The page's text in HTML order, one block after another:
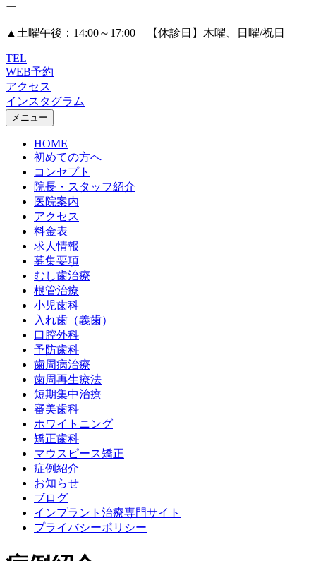
ー
▲ 土曜午後：14:00～17:00 【休診日】木曜、日曜/祝日
TEL
WEB予約
アクセス
インスタグラム
メニュー
HOME
初めての方へ
コンセプト
院長・スタッフ紹介
医院案内
アクセス
料金表
求人情報
募集要項
むし歯治療
根管治療
小児歯科
入れ歯（義歯）
口腔外科
予防歯科
歯周病治療
歯周再生療法
短期集中治療
審美歯科
ホワイトニング
矯正歯科
マウスピース矯正
症例紹介
お知らせ
ブログ
インプラント治療専門サイト
プライバシーポリシー